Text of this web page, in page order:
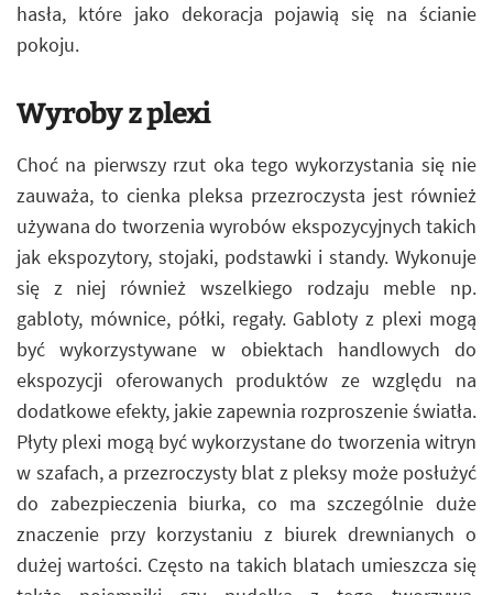
hasła, które jako dekoracja pojawią się na ścianie
pokoju.
Wyroby z plexi
Choć na pierwszy rzut oka tego wykorzystania się nie
zauważa, to cienka pleksa przezroczysta jest również
używana do tworzenia wyrobów ekspozycyjnych takich
jak ekspozytory, stojaki, podstawki i standy. Wykonuje
się z niej również wszelkiego rodzaju meble np.
gabloty, mównice, półki, regały. Gabloty z plexi mogą
być wykorzystywane w obiektach handlowych do
ekspozycji oferowanych produktów ze względu na
dodatkowe efekty, jakie zapewnia rozproszenie światła.
Płyty plexi mogą być wykorzystane do tworzenia witryn
w szafach, a przezroczysty blat z pleksy może posłużyć
do zabezpieczenia biurka, co ma szczególnie duże
znaczenie przy korzystaniu z biurek drewnianych o
dużej wartości. Często na takich blatach umieszcza się